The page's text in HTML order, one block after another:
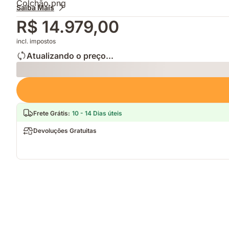
Saiba Mais
R$ 14.979,00
incl. impostos
Atualizando o preço...
Loading
Frete Grátis: 10 - 14 Dias úteis
Devoluções Gratuitas